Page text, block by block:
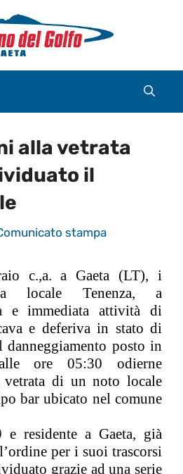
alla vetrata
il
stampa
c.,a. a Gaeta (LT), i
locale
Tenenza,
a
e immediata attività di
e deferiva in stato di
danneggiamento posto in
ore 05:30 odierne
vetrata di un noto locale
bar ubicato nel comune
e residente a Gaeta, già
per i suoi trascorsi
grazie ad una serie